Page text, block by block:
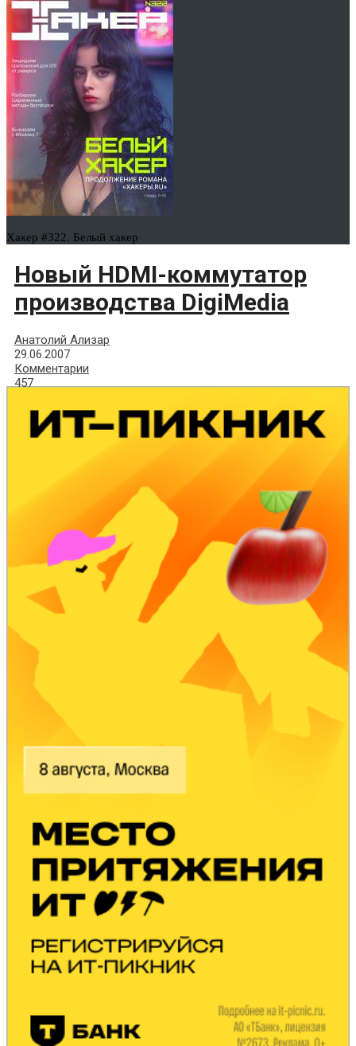
Хакер #322. Белый хакер
Новый HDMI-коммутатор
производства DigiMedia
Анатолий Ализар
29.06.2007
Комментарии
457